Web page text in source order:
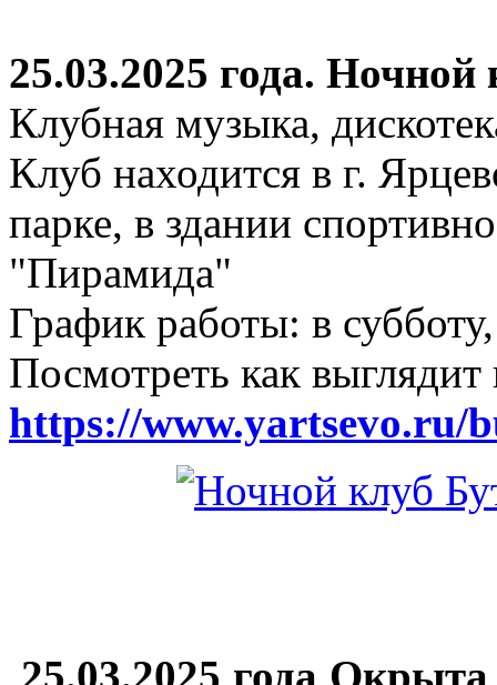
25.03.2025 года.
Клубная музыка,
Клуб находится в г.
парке, в здании
"Пирамида"
График работы: в
Посмотреть как
https://www.yartsevo.ru/
25.03.2025 года